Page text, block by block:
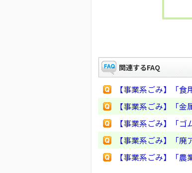
関連するFAQ
【事業系ごみ】「
【事業系ごみ】「
【事業系ごみ】「
【事業系ごみ】「
【事業系ごみ】「